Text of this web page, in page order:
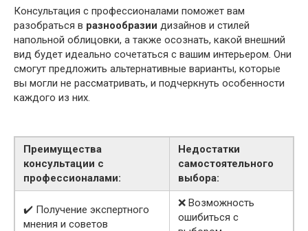
Консультация с профессионалами поможет вам
разобраться в разнообразии дизайнов и стилей
напольной облицовки, а также осознать, какой внешний
вид будет идеально сочетаться с вашим интерьером. Они
смогут предложить альтернативные варианты, которые
вы могли не рассматривать, и подчеркнуть особенности
каждого из них.
Преимущества
консультации с
профессионалами:
Недостатки
самостоятельного
выбора:
✔️ Получение экспертного
мнения и советов
❌ Возможность
ошибиться с